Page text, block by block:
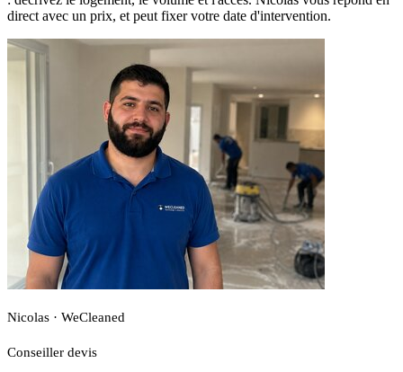
direct avec un prix, et peut fixer votre date d'intervention.
Nicolas · WeCleaned
Conseiller devis